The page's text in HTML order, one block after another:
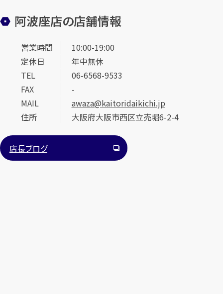
阿波座店の店舗情報
営業時間
10:00-19:00
定休日
年中無休
TEL
06-6568-9533
FAX
-
MAIL
awaza@kaitoridaikichi.jp
住所
大阪府大阪市西区立売堀6-2-4
店長ブログ